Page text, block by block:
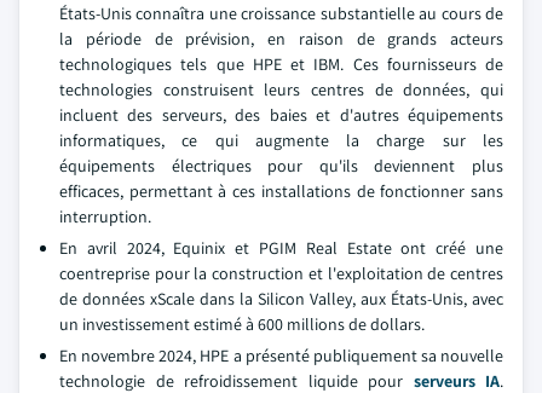
États-Unis connaîtra une croissance substantielle au cours de
la période de prévision, en raison de grands acteurs
technologiques tels que HPE et IBM. Ces fournisseurs de
technologies construisent leurs centres de données, qui
incluent des serveurs, des baies et d'autres équipements
informatiques, ce qui augmente la charge sur les
équipements électriques pour qu'ils deviennent plus
efficaces, permettant à ces installations de fonctionner sans
interruption.
En avril 2024, Equinix et PGIM Real Estate ont créé une
coentreprise pour la construction et l'exploitation de centres
de données xScale dans la Silicon Valley, aux États-Unis, avec
un investissement estimé à 600 millions de dollars.
En novembre 2024, HPE a présenté publiquement sa nouvelle
technologie de refroidissement liquide pour serveurs IA.